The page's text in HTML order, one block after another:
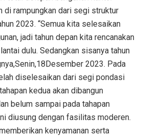
di rampungkan dari segi struktur
2023. “Semua kita selesaikan
jadi tahun depan kita rencanakan
dulu. Sedangkan sisanya tahun
2023. Pada
diselesaikan dari segi pondasi
kedua akan dibangun
belum sampai pada tahapan
diusung dengan fasilitas moderen.
kenyamanan serta